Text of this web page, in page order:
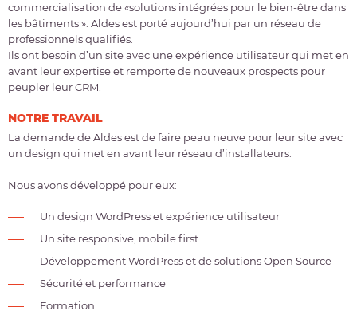
commercialisation de «solutions intégrées pour le bien-être dans
les bâtiments ». Aldes est porté aujourd’hui par un réseau de
professionnels qualifiés.
Ils ont besoin d’un site avec une expérience utilisateur qui met en
avant leur expertise et remporte de nouveaux prospects pour
peupler leur CRM.
NOTRE TRAVAIL
La demande de Aldes est de faire peau neuve pour leur site avec
un design qui met en avant leur réseau d’installateurs.
Nous avons développé pour eux:
Un design WordPress et expérience utilisateur
Un site responsive, mobile first
Développement WordPress et de solutions Open Source
Sécurité et performance
Formation